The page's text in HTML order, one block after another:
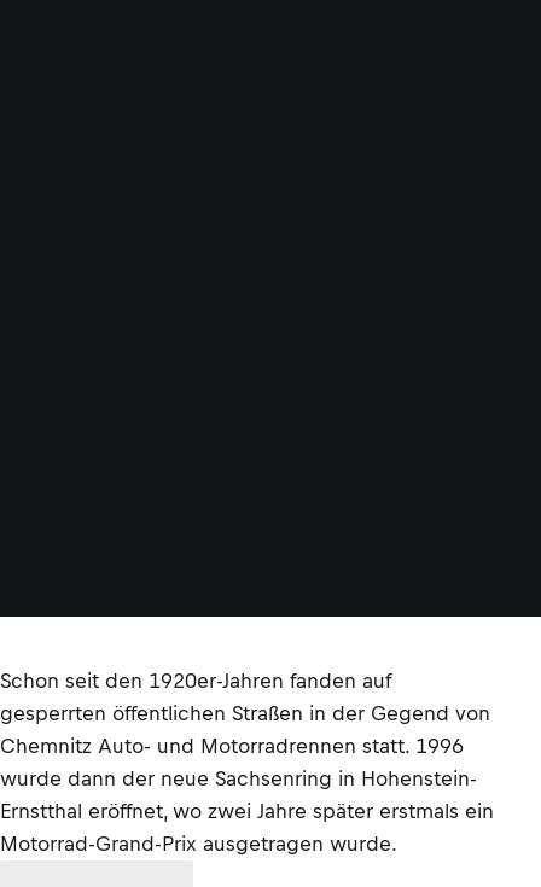
Schon seit den 1920er-Jahren fanden auf
gesperrten öffentlichen Straßen in der Gegend von
Chemnitz Auto- und Motorradrennen statt. 1996
wurde dann der neue Sachsenring in Hohenstein-
Ernstthal eröffnet, wo zwei Jahre später erstmals ein
Motorrad-Grand-Prix ausgetragen wurde.